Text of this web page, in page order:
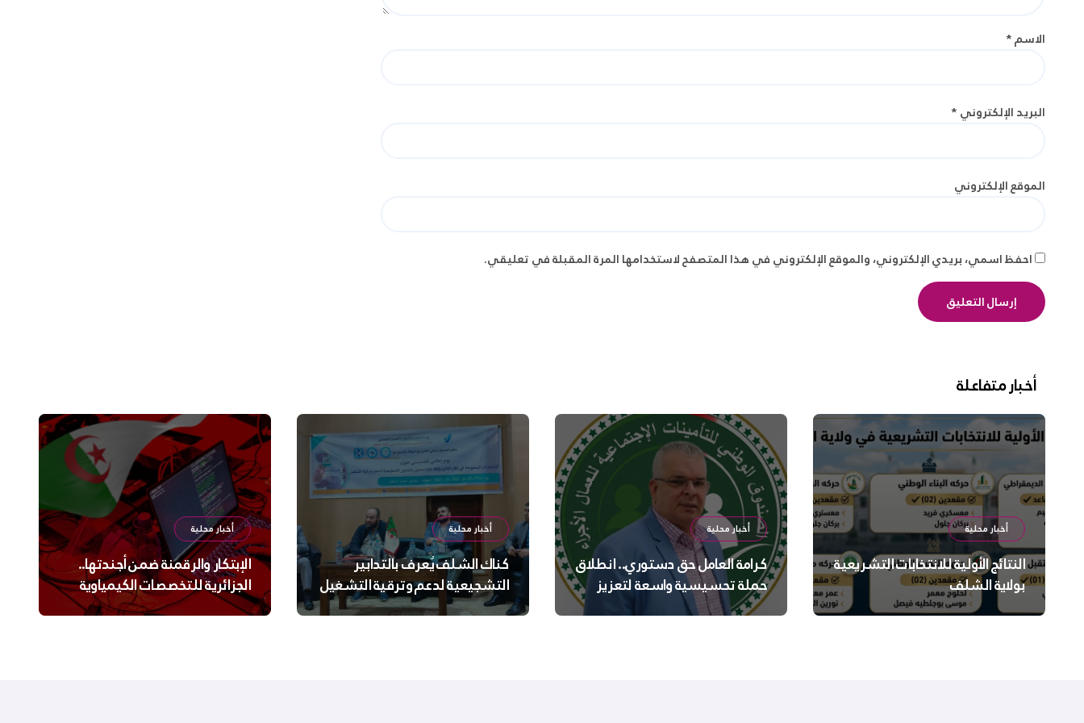
الاسم*
البريد الإلكتروني*
الموقع الإلكتروني
احفظ اسمي، بريدي الإلكتروني، والموقع الإلكتروني في هذا المتصفح لاستخدامها المرة المقبلة في تعليقي.
أخبار متفاعلة
أخبار محلية
النتائج الأولية للانتخابات التشريعية
بولاية الشلف
أخبار محلية
كرامة العامل حق دستوري.. انطلاق
حملة تحسيسية واسعة لتعزيز
السلامة الجسدية والنفسية
أخبار محلية
كناك الشلف يُعرف بالتدابير
التشجيعية لدعم وترقية التشغيل
أخبار محلية
الإبتكار والرقمنة ضمن أجندتها..
الجزائرية للتخصصات الكيمياوية
ترعى تحدي الإبتكار الجزائري